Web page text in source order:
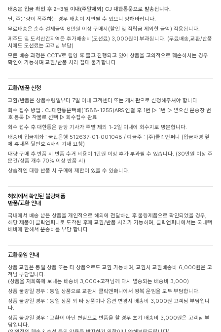
배송은 입금 확인 후 2~3일 이내(주말제외) CJ 대한통운으로 발송됩니다.
단, 주문량이 폭주하는 경우 배송이 지연될 수 있으니 양해바랍니다.
무료배송은 순수 결제금액 6만원 이상 구매시(할인 및 적립금 제외한 금액) 적용됩니다.
제주도 및 도서산간지역은 추가배송비(도선료) 3,000원이 부과됩니다. (무료배송,교환/반품
시에도 도선료는 고객님 부담)
모든 배송 과정은 CCTV로 촬영 후 출고 진행되고 있어 상품을 고의적으로 훼손하시는 경우
확인이 가능하며 교환/반품 처리 절대 불가합니다.
교환/반품 신청
교환/반품은 상품수령일부터 7일 이내 고객센터 또는 게시판으로 신청해주셔야 합니다.
회수 접수 방법 : CJ대한통운택배(1588-1255)ARS 연결 후 1번 ▷ 1번 ▷ 받으신 운송장 번
호 등록 ▷ 착불로 선택 ▷ 회수접수 완료
회수 접수 후 대한통운 담당 기사가 주말 제외 1-2일 이내에 회수지로 방문합니다.
배송비 입금계좌 : 국민은행 512637-01-001048 / 예금주 : (주)클릭앤퍼니 (입금자명 옆
에 휴대폰 뒷번호 4자리 기재 요청)
대량 구매 후 반품 시 반품 수거 비용이 1만원 이상 추가 부과될 수 있습니다. (30만원 이상 주
문건/상품 개수 70% 이상 반품 시)
상습적인 대량 반품 시 구매에 제한이 있을 수 있습니다.
해외에서 확인된 불량제품
반품/교환 안내
국내에서 배송 받은 상품을 개인적으로 해외에 전달하신 후 불량제품으로 확인되었을 경우,
해당 제품이 클릭앤퍼니로 도착된 후에 교환/반품 처리가 가능하며, 클릭앤퍼니에서는 국내택
배비에 한해서 운송비를 부담 합니다
교환운임 안내
상품 교환은 동일 상품 또는 타 상품으로도 교환 가능하며, 교환시 교환배송비 6,000원은 고
객님 부담입니다.
(상품을 저희쪽에 보내는 배송비 3,000+고객님께 다시 발송되는 배송비 3,000)
상품 불량일 경우 : 동일 상품으로 교환시 클릭앤퍼니에서 왕복 운임을 모두 부담합니다.
상품 불량일 경우 : 동일 상품 외 타 상품이나 옵션 변경시 배송비 3,000원 고객님 부담입니
다.
상품 불량일 경우 : 교환이 아닌 변심으로 반품을 할 경우 초기 배송비 3,000원은 고객님 부
담입니다.